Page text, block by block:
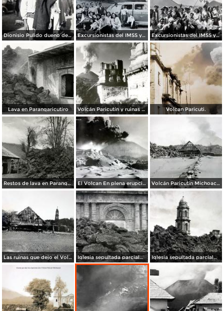
Dionisio Pulido dueno del terreno llamado Cuyutziro donde nacio el Volcan ( El 18 deAbril de 1943 ). Excursionistas del IMSS y de La industria cinematografica al Volcan Paricutín, Michoacán Excursionistas del IMSS y de La industria cinematografica al Volcan Paricutín, Michoacán
Lava en Parangaricutiro Volcán Paricutín y ruinas del templo Volcan Paricuti.
Restos de lava en Parangaricutiro El Volcan En plena erupcion. Volcán Paricutín Michoacán.
Las ruinas que dejo el Volcan Paricuti. Iglesia sepultada parcialmente por el Volcan. Iglesia sepultada parcialmente por el Volcan.